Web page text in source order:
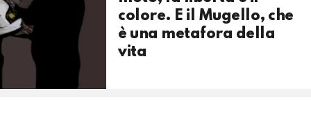
colore. E il Mugello, che
è una metafora della
vita